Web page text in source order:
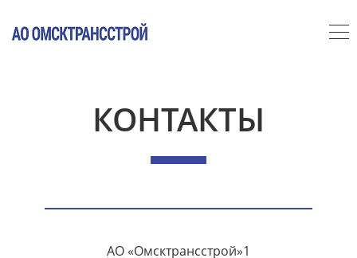
КОНТАКТЫ
АО «Омсктрансстрой»1